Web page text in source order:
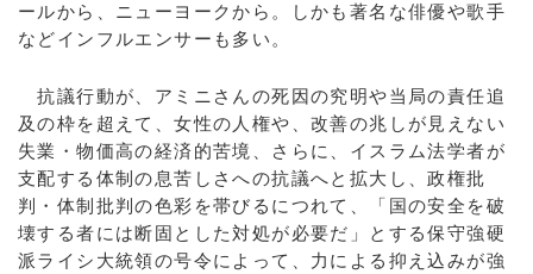
ールから、ニューヨークから。しかも著名な俳優や歌手
などインフルエンサーも多い。
抗議行動が、アミニさんの死因の究明や当局の責任追
及の枠を超えて、女性の人権や、改善の兆しが見えない
失業・物価高の経済的苦境、さらに、イスラム法学者が
支配する体制の息苦しさへの抗議へと拡大し、政権批
判・体制批判の色彩を帯びるにつれて、「国の安全を破
壊する者には断固とした対処が必要だ」とする保守強硬
派ライシ大統領の号令によって、力による抑え込みが強